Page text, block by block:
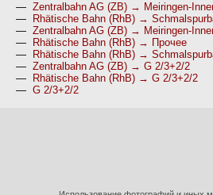
— Zentralbahn AG (ZB) → Meiringen-
—
Rhätische Bahn (RhB) →
— Zentralbahn AG (ZB) → Meiringen-
—
Rhätische Bahn (RhB) → Прочее
—
Rhätische Bahn (RhB) →
— Zentralbahn AG (ZB) → G 2/3+2/2
—
Rhätische Bahn (RhB) → G 2/3+2/2
— G 2/3+2/2